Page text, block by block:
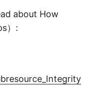
about How
）: